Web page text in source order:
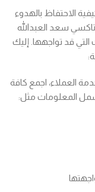
الاحتفاظ بالهدوء
سعد العبدالله
قد تواجهها. إليك
العملاء، اجمع كافة
المعلومات مثل: